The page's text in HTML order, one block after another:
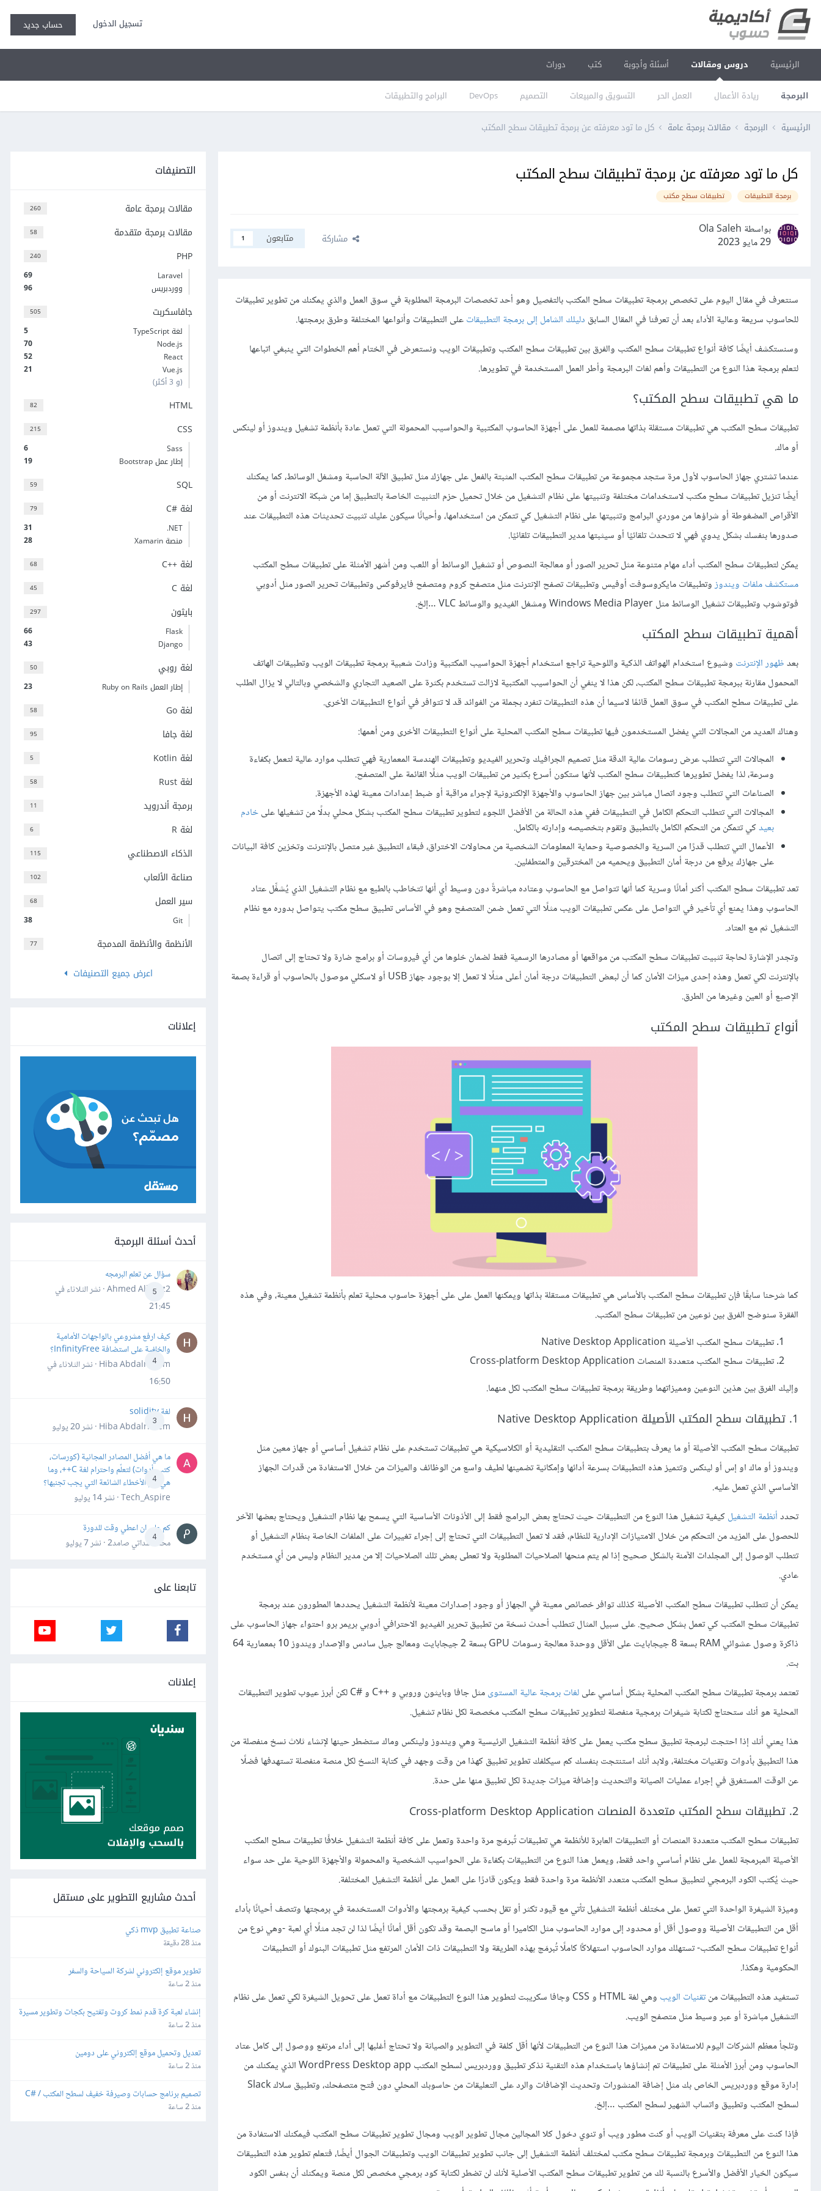
تسجيل الدخول حساب جديد
الرئيسية دروس ومقالات
البرمجة ريادة الأعمال العمل الحر التسويق والمبيعات التصميم DevOps البرامج والتطبيقات
أسئلة وأجوبة كتب دورات
الرئيسية البرمجة مقالات برمجة عامة كل ما تود معرفته عن برمجة تطبيقات سطح المكتب
كل ما تود معرفته عن برمجة تطبيقات سطح المكتب
برمجة التطبيقات تطبيقات سطح مكتب
بواسطة Ola Saleh
29 مايو 2023
مشاركة متابعون 1
سنتعرف في مقال اليوم على تخصص برمجة تطبيقات سطح المكتب بالتفصيل وهو أحد تخصصات البرمجة المطلوبة في سوق العمل والذي يمكنك من تطوير تطبيقات
للحاسوب سريعة وعالية الأداء بعد أن تعرفنا في المقال السابق دليلك الشامل إلى برمجة التطبيقاتعلى التطبيقات وأنواعها المختلفة وطرق برمجتها.
وسنستكشف أيضًا كافة أنواع تطبيقات سطح المكتب والفرق بين تطبيقات سطح المكتب وتطبيقات الويب ونستعرض في الختام أهم الخطوات التي ينبغي اتباعها
لتعلم برمجة هذا النوع من التطبيقات وأهم لغات البرمجة وأطر العمل المستخدمة في تطويرها.
ما هي تطبيقات سطح المكتب؟
تطبيقات سطح المكتب هي تطبيقات مستقلة بذاتها مصممة للعمل على أجهزة الحاسوب المكتبية والحواسيب المحمولة التي تعمل عادة بأنظمة تشغيل ويندوز أو لينكس
أو ماك.
عندما تشتري جهاز الحاسوب لأول مرة ستجد مجموعة من تطبيقات سطح المكتب المثبتة بالفعل على جهازك مثل تطبيق الآلة الحاسبة ومشغل الوسائط، كما يمكنك
أيضًا تنزيل تطبيقات سطح مكتب لاستخدامات مختلفة وتثبيتها على نظام التشغيل من خلال تحميل حزم التثبيت الخاصة بالتطبيق إما من شبكة الانترنت أو من
الأقراص المضغوطة أو شراؤها من موردي البرامج وتثبيتها على نظام التشغيل كي تتمكن من استخدامها، وأحيانًا سيكون عليك تثبيت تحديثات هذه التطبيقات عند
صدورها بنفسك بشكل يدوي فهي لا تتحدث تلقائيًا أو سيثبتها مدير التطبيقات تلقائيًا.
يمكن لتطبيقات سطح المكتب أداء مهام متنوعة مثل تحرير الصور أو معالجة النصوص أو تشغيل الوسائط أو اللعب ومن أشهر الأمثلة على تطبيقات سطح المكتب
مستكشف ملفات ويندوزوتطبيقات مايكروسوفت أوفيس وتطبيقات تصفح الإنترنت مثل متصفح كروم ومتصفح فايرفوكس وتطبيقات تحرير الصور مثل أدوبي
فوتوشوب وتطبيقات تشغيل الوسائط مثل Windows Media Player ومشغل الفيديو والوسائط VLC …إلخ.
أهمية تطبيقات سطح المكتب
بعدظهور الإنترنت وشيوع استخدام الهواتف الذكية واللوحية تراجع استخدام أجهزة الحواسيب المكتبية وزادت شعبية برمجة تطبيقات الويب وتطبيقات الهاتف
المحمول مقارنة ببرمجة تطبيقات سطح المكتب، لكن هذا لا ينفي أن الحواسيب المكتبية لازالت تستخدم بكثرة على الصعيد التجاري والشخصي وبالتالي لا يزال الطلب
على تطبيقات سطح المكتب في سوق العمل قائمًا لاسيما أن هذه التطبيقات تنفرد بجملة من الفوائد قد لا تتوافر في أنواع التطبيقات الأخرى.
وهناك العديد من المجالات التي يفضل المستخدمون فيها تطبيقات سطح المكتب المحلية على أنواع التطبيقات الأخرى ومن أهمها:
المجالات التي تتطلب عرض رسومات عالية الدقة مثل تصميم الجرافيك وتحرير الفيديو وتطبيقات الهندسة المعمارية فهي تتطلب موارد عالية لتعمل بكفاءة
وسرعة، لذا يفضل تطويرها كتطبيقات سطح المكتب لأنها ستكون أسرع بكثير من تطبيقات الويب مثلًا القائمة على المتصفح.
الصناعات التي تتطلب وجود اتصال مباشر بين جهاز الحاسوب والأجهزة الإلكترونية لإجراء مراقبة أو ضبط إعدادات معينة لهذه الأجهزة.
المجالات التي تتطلب التحكم الكامل في التطبيقات ففي هذه الحالة من الأفضل اللجوء لتطوير تطبيقات سطح المكتب بشكل محلي بدلًا من تشغيلها علىخادم
بعيدكي تتمكن من التحكم الكامل بالتطبيق وتقوم بتخصيصه وإدارته بالكامل.
الأعمال التي تتطلب قدرًا من السرية والخصوصية وحماية المعلومات الشخصية من محاولات الاختراق، فبقاء التطبيق غير متصل بالإنترنت وتخزين كافة البيانات
على جهازك يرفع من درجة أمان التطبيق ويحميه من المخترقين والمتطفلين.
تعد تطبيقات سطح المكتب أكثر أمانًا وسرية كما أنها تتواصل مع الحاسوب وعتاده مباشرةً دون وسيط أي أنها تتخاطب بالطبع مع نظام التشغيل الذي يُشغِّل عتاد
الحاسوب وهذا يمنع أي تأخير في التواصل على عكس تطبيقات الويب مثلًا التي تعمل ضمن المتصفح وهو في الأساس تطبيق سطح مكتب يتواصل بدوره مع نظام
التشغيل ثم مع العتاد.
وتجدر الإشارة لحاجة تثبيت تطبيقات سطح المكتب من مواقعها أو مصادرها الرسمية فقط لضمان خلوها من أي فيروسات أو برامج ضارة ولا تحتاج إلى اتصال
بالإنترنت لكي تعمل وهذه إحدى ميزات الأمان كما أن لبعض التطبيقات درجة أمان أعلى مثلًا لا تعمل إلا بوجود جهاز USB أو لاسكلي موصول بالحاسوب أو قراءة بصمة
الإصبع أو العين وغيرها من الطرق.
أنواع تطبيقات سطح المكتب
كما شرحنا سابقًا فإن تطبيقات سطح المكتب بالأساس هي تطبيقات مستقلة بذاتها ويمكنها العمل على على أجهزة حاسوب محلية تعلم بأنظمة تشغيل معينة، وفي هذه
الفقرة سنوضح الفرق بين نوعين من تطبيقات سطح المكتب.
تطبيقات سطح المكتب الأصيلة Native Desktop Application
تطبيقات سطح المكتب متعددة المنصات Cross-platform Desktop Application
وإليك الفرق بين هذين النوعين ومميزاتهما وطريقة برمجة تطبيقات سطح المكتب لكل منهما.
1. تطبيقات سطح المكتب الأصيلة Native Desktop Application
تطبيقات سطح المكتب الأصيلة أو ما يعرف بتطبيقات سطح المكتب التقليدية أو الكلاسيكية هي تطبيقات تستخدم على نظام تشغيل أساسي أو جهاز معين مثل
ويندوز أو ماك او إس أو لينكس وتتميز هذه التطبيقات بسرعة أدائها وإمكانية تضمينها لطيف واسع من الوظائف والميزات من خلال الاستفادة من قدرات الجهاز
الأساسي الذي تعمل عليه.
تحددأنظمة التشغيلكيفية تشغيل هذا النوع من التطبيقات حيث تحتاج بعض البرامج فقط إلى الأذونات الأساسية التي يسمح بها نظام التشغيل ويحتاج بعضها الآخر
للحصول على المزيد من التحكم من خلال الامتيازات الإدارية للنظام، فقد لا تعمل التطبيقات التي تحتاج إلى إجراء تغييرات على الملفات الخاصة بنظام التشغيل أو
تتطلب الوصول إلى المجلدات الآمنة بالشكل صحيح إذا لم يتم منحها الصلاحيات المطلوبة ولا تعطى بعض تلك الصلاحيات إلا من مدير النظام وليس من أي مستخدم
عادي.
يمكن أن تتطلب تطبيقات سطح المكتب الأصيلة كذلك توافر خصائص معينة في الجهاز أو وجود إصدارات معينة لأنظمة التشغيل يحددها المطورون عند برمجة
تطبيقات سطح المكتب كي تعمل بشكل صحيح. على سبيل المثال تتطلب أحدث نسخة من تطبيق تحرير الفيديو الاحترافي أدوبي بريمر برو احتواء جهاز الحاسوب على
ذاكرة وصول عشوائي RAM بسعة 8 جيجابايت على الأقل ووحدة معالجة رسومات GPU بسعة 2 جيجابايت ومعالج جيل سادس والإصدار ويندوز 10 بمعمارية 64
بت.
تعتمد برمجة تطبيقات سطح المكتب المحلية بشكل أساسي علىلغات برمجة عالية المستوى
مثل جافا وبايثون وروبي و C‎++‎ و C#‎ لكن أبرز عيوب تطوير التطبيقات
المحلية هو أنك ستحتاج لكتابة شيفرات برمجية منفصلة لتطوير تطبيقات سطح المكتب مخصصة لكل نظام تشغيل.
هذا يعني أنك إذا احتجت لبرمجة تطبيق سطح مكتب يعمل على كافة أنظمة التشغيل الرئيسية وهي ويندوز ولينكس وماك ستضطر حينها لإنشاء ثلاث نسخ منفصلة من
هذا التطبيق بأدوات وتقنيات مختلفة، ولابد أنك استنتجت بنفسك كم سيكلفك تطوير تطبيق كهذا من وقت وجهد في كتابة النسخ لكل منصة منفصلة تستهدفها فضلًا
عن الوقت المستغرق في إجراء عمليات الصيانة والتحديث وإضافة ميزات جديدة لكل تطبيق منها على حدة.
2. تطبيقات سطح المكتب متعددة المنصات Cross-platform Desktop Application
تطبيقات سطح المكتب متعددة المنصات أو التطبيقات العابرة للأنظمة هي تطبيقات تُبرمَج مرة واحدة وتعمل على كافة أنظمة التشغيل خلافًا تطبيقات سطح المكتب
الأصيلة المبرمجة للعمل على نظام أساسي واحد فقط، ويعمل هذا النوع من التطبيقات بكفاءة على الحواسيب الشخصية والمحمولة والأجهزة اللوحية على حد سواء
حيث يُكتب الكود البرمجي لتطبيق سطح المكتب متعدد الأنظمة مرة واحدة فقط ويكون قادرًا على العمل على أنظمة التشغيل المختلفة.
وميزة الشيفرة الواحدة التي تعمل على مختلف أنظمة التشغيل تأتي مع قيود تكثر أو تقل بحسب كيفية برمجتها والأدوات المستخدمة في برمجتها وتتصف أحيانًا بأداء
أقل من التطبيقات الأصيلة ووصول أقل أو محدود إلى موارد الحاسوب مثل الكاميرا أو ماسح البصمة وقد تكون أقل أمانًا أيضًا لذا لن تجد مثلًا أي لعبة -وهي نوع من
أنواع تطبيقات سطح المكتب- تستهلك موارد الحاسوب استهلاكًا كاملًا تُبرمَج بهذه الطريقة ولا التطبيقات ذات الأمان المرتفع مثل تطبيقات البنوك أو التطبيقات
الحكومية وهكذا.
تستفيد هذه التطبيقات منتقنيات الويب
وهي لغة HTML و CSS وجافا سكريبت لتطوير هذا النوع التطبيقات مع أداة تعمل على تحويل الشيفرة لكي تعمل على نظام
التشغيل مباشرة أو عبر وسيط مثل متصفح الويب.
وتلجأ معظم الشركات اليوم للاستفادة من مميزات هذا النوع من التطبيقات لأنها أقل كلفة في التطوير والصيانة ولا تحتاج أغلبها إلى أداء مرتفع ووصول إلى كامل عتاد
الحاسوب ومن أبرز الأمثلة على تطبيقات تم إنشاؤها باستخدام هذه التقنية نذكر تطبيق ووردبريس لسطح المكتب WordPress Desktop app الذي يمكنك من
إدارة موقع ووردبريس الخاص بك مثل إضافة المنشورات وتحديث الإضافات والرد على التعليقات من حاسوبك المحلي دون فتح متصفحك، وتطبيق سلاك Slack
لسطح المكتب وتطبيق واتساب الشهير لسطح المكتب …إلخ.
فإذا كنت على معرفة بتقنيات الويب أو كنت مطور ويب أو تنوي دخول كلا المجالين مجال تطوير الويب ومجال تطوير تطبيقات سطح المكتب فيمكنك الاستفادة من
هذا النوع من التطبيقات وبرمجة تطبيقات سطح مكتب لمختلف أنظمة التشغيل إلى جانب تطوير تطبيقات الويب وتطبيقات الجوال أيضًا، فتعلم تطوير هذه التطبيقات
سيكون الخيار الأفضل والأسرع بالنسبة لك من تطوير تطبيقات سطح المكتب الأصلية لأنك لن تضطر لكتابة كود برمجي مخصص لكل منصة ويمكنك أن بنفس الكود
التصنيفات
260 مقالات برمجة عامة
58 مقالات برمجة متقدمة
240 PHP
69
Laravel
96
ووردبريس
505 جافاسكربت
5
لغة TypeScript
70
Node.js
52
React
21
Vue.js
(و 3 أكثر)
82 HTML
215 CSS
6
Sass
19
إطار عمل Bootstrap
59 SQL
79 لغة C#‎
31
‎.NET
28
منصة Xamarin
68 لغة C++‎
45 لغة C
297 بايثون
66
Flask
43
Django
50 لغة روبي
23 إطار العمل Ruby on Rails
58 لغة Go
95 لغة جافا
5 لغة Kotlin
58 لغة Rust
11 برمجة أندرويد
6 لغة R
115 الذكاء الاصطناعي
102 صناعة الألعاب
68 سير العمل
38 Git
77
الأنظمة والأنظمة المدمجة
اعرض جميع التصنيفات
إعلانات
أحدث أسئلة البرمجة
5
سؤال عن تعلم البرمجه
Ahmed Alhafiz2 · نشر
الثلاثاء في
21:45
4
كيف ارفع مشروعي بالواجهات الأمامية
والخلفية على استضافة InfinityFree؟
Hiba Abdalrheem · نشر
الثلاثاء في
16:50
3
لغة solidity
Hiba Abdalrheem · نشر
20 يوليو
4
ما هي أفضل المصادر المجانية (كورسات،
كتب، أدوات) لتعلّم واحترام لغة C++، وما
هي أهم الأخطاء الشائعة التي يجب تجنبها؟
Tech_Aspire · نشر
14 يوليو
4
كم علي ان اعطي وقت للدورة
محمد سداتي صامد2 · نشر
7 يوليو
تابعنا على
إعلانات
أحدث مشاريع التطوير على مستقل
صناعة تطبيق mvp ذكي
منذ 28 دقيقة
تطوير موقع إلكتروني لشركة السياحة والسفر
منذ 2 ساعة
لاعب للهواتف
منذ 2 ساعة
تعديل وتحميل موقع إلكتروني على دومين
منذ 2 ساعة
SQLite
منذ 2 ساعة